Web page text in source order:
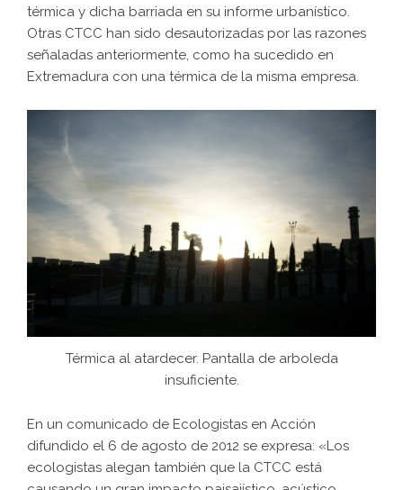
térmica y dicha barriada en su informe urbanístico.
Otras CTCC han sido desautorizadas por las razones
señaladas anteriormente, como ha sucedido en
Extremadura con una térmica de la misma empresa.
Térmica al atardecer. Pantalla de arboleda
insuficiente.
En un comunicado de Ecologistas en Acción
difundido el 6 de agosto de 2012 se expresa: «Los
ecologistas alegan también que la CTCC está